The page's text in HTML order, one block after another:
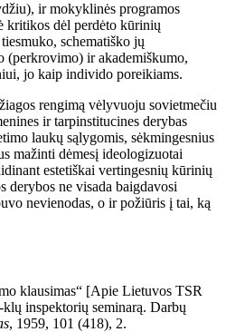
ir mokyklinės programos
kritikos dėl perdėto kūrinių
schematiško jų
(perkrovimo) ir akademiškumo,
jo kaip individo poreikiams.
rengimą vėlyvuoju sovietmečiu
ir tarpinstitucines derybas
laukų sąlygomis, sėkmingesnius
mažinti dėmesį ideologizuotai
estetiškai vertingesnių kūrinių
derybos ne visada baigdavosi
nevienodas, o ir požiūris į tai, ką
klausimas“ [Apie Lietuvos TSR
inspektorių seminarą. Darbų
, 1959, 101 (418), 2.